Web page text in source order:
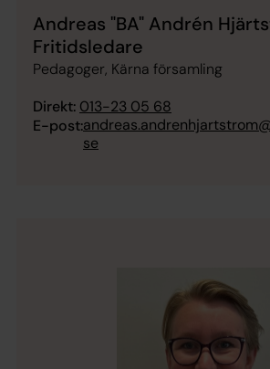
Andreas "BA" Andrén
Fritidsledare
Pedagoger, Kärna församling
Direkt: 013-23 05 68
E-post:
se